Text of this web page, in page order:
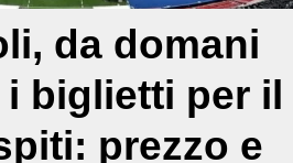
da domani
biglietti per il
prezzo e